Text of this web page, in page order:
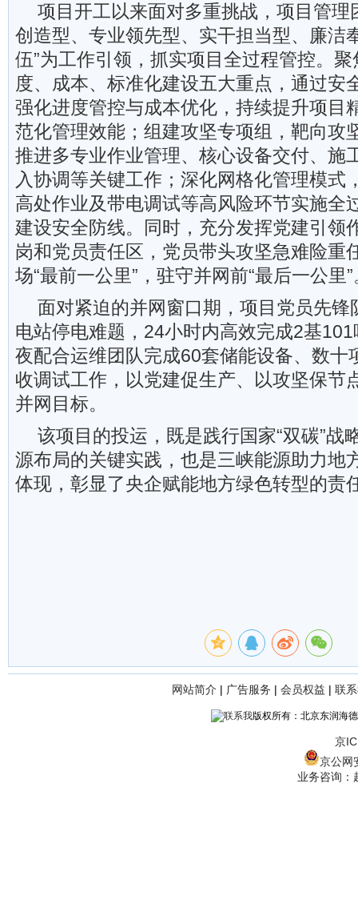
项目开工以来面对多重挑战，项目管理
创造型、专业领先型、实干担当型、廉洁
伍”为工作引领，抓实项目全过程管控。
度、成本、标准化建设五大重点，通过安
强化进度管控与成本优化，持续提升项目
范化管理效能；组建攻坚专项组，靶向攻
推进多专业作业管理、核心设备交付、施
入协调等关键工作；深化网格化管理模式
高处作业及带电调试等高风险环节实施全
建设安全防线。同时，充分发挥党建引领
岗和党员责任区，党员带头攻坚急难险重
场“最前一公里”，驻守并网前“最后一公里”
面对紧迫的并网窗口期，项目党员先锋
电站停电难题，24小时内高效完成2基
夜配合运维团队完成60套储能设备、数十
收调试工作，以党建促生产、以攻坚保节
并网目标。
该项目的投运，既是践行国家“双碳”战
源布局的关键实践，也是三峡能源助力地
体现，彰显了央企赋能地方绿色转型的责
网站简介 | 广告服务 | 会员权益 | 联
版权所有：北京东润海
京
京公网
业务咨询：